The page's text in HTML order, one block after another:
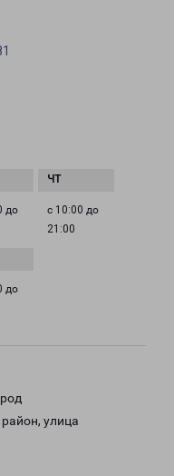
до
с 10:00 до
21:00
до
улица